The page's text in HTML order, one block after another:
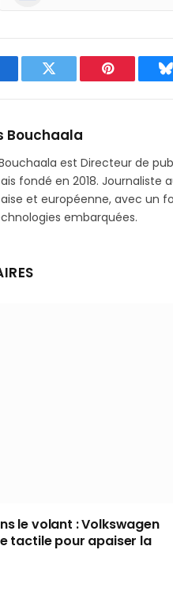
Twitter Pinterest
Bouchaala
est Directeur de
fondé en 2018. Journaliste
et européenne, avec un
embarquées.
le volant : Volkswagen
tactile pour apaiser la